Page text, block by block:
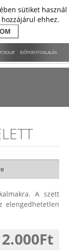
sütiket használ
ehhez.
IDŐPONTFOGLALÁS
A szett
elengedhetetlen